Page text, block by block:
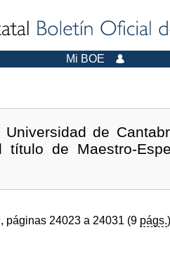
Mi BOE
de
de Maestro-
páginas 24023 a 24031 (9 págs.)